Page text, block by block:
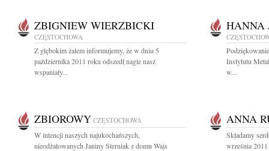
ZBIGNIEW WIERZBICKI
CZĘSTOCHOWA
Z głębokim żalem informujemy, że w dniu 5
października 2011 roku odszedł nagle nasz
wspaniały...
HANNA
Instytutu
w...
ZBIOROWY CZĘSTOCHOWA
W intencji naszych najukochańszych,
nieodżałowanych Janiny Sterniak z domu Wajs
ANNA
Składamy
września